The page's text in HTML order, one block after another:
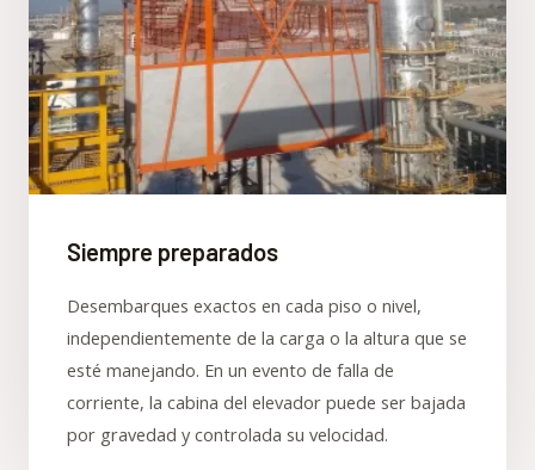
Siempre preparados
Desembarques exactos en cada piso o nivel,
independientemente de la carga o la altura que se
esté manejando. En un evento de falla de
corriente, la cabina del elevador puede ser bajada
por gravedad y controlada su velocidad.